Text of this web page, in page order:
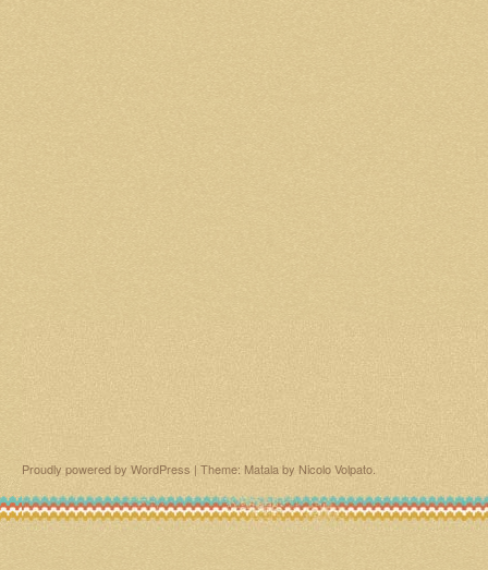
Proudly powered by WordPress | Theme: Matala by Nicolo Volpato